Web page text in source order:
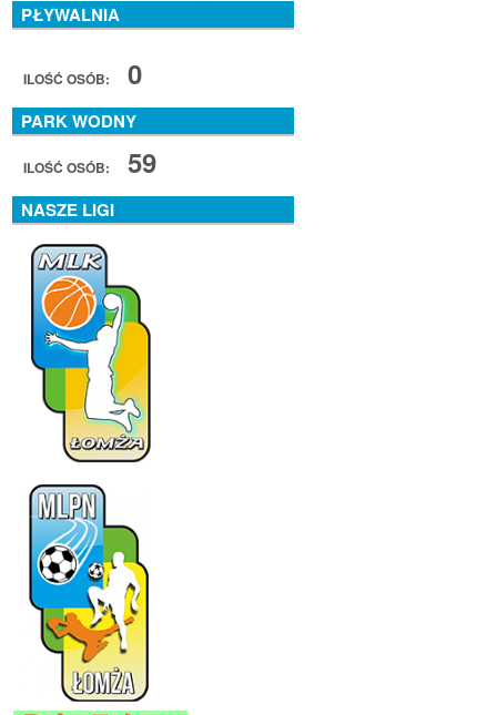
PŁYWALNIA
ILOŚĆ OSÓB: 0
PARK WODNY
ILOŚĆ OSÓB: 59
NASZE LIGI